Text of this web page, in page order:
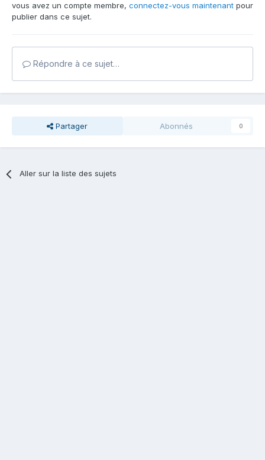
vous avez un compte membre, connectez-vous maintenant pour
publier dans ce sujet.
Répondre à ce sujet…
Partager Abonnés 0
Aller sur la liste des sujets